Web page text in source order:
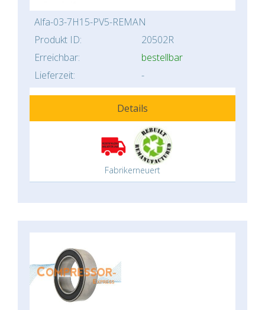
Alfa-03-7H15-PV5-REMAN
Produkt ID:
20502R
Erreichbar:
bestellbar
Lieferzeit:
-
Details
Fabrikerneuert